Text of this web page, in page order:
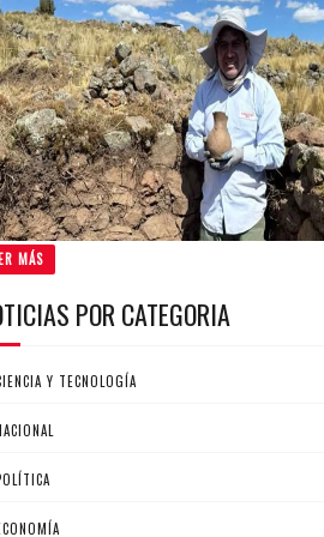
MÁS
POR CATEGORIA
Y TECNOLOGÍA